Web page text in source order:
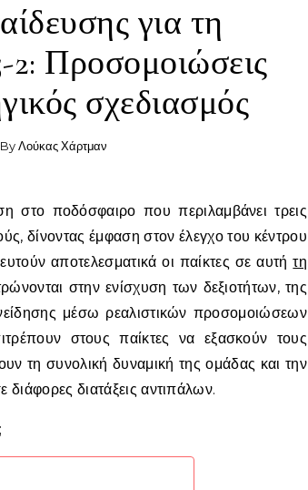
για τη
2: Προσομοιώσεις
σχεδιασμός
Λούκας Χάρτμαν
στο ποδόσφαιρο που περιλαμβάνει τρεις
δίνοντας έμφαση στον έλεγχο του κέντρου
αποτελεσματικά οι παίκτες σε αυτήτη
στην ενίσχυση των δεξιοτήτων, της
μέσω ρεαλιστικών προσομοιώσεων
στους παίκτες να εξασκούν τους
τη συνολική δυναμική της ομάδας και την
διατάξεις αντιπάλων.